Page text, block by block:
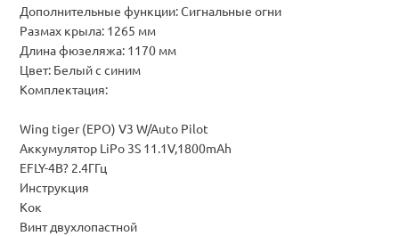
Дополнительные функции: Сигнальные огни
Размах крыла: 1265 мм
Длина фюзеляжа: 1170 мм
Цвет: Белый с синим
Комплектация:
Wing tiger (EPO) V3 W/Auto Pilot
Аккумулятор LiPo 3S 11.1V,1800mAh
EFLY-4B? 2.4ГГц
Инструкция
Кок
Винт двухлопастной